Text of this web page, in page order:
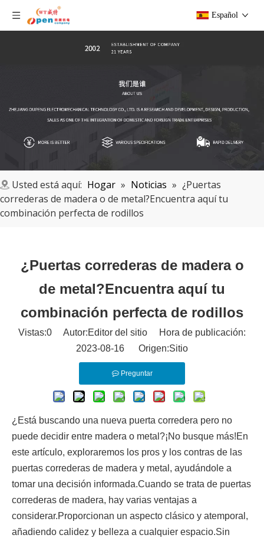
Español
Usted está aquí: Hogar » Noticias » ¿Puertas
correderas de madera o de metal?Encuentra aquí tu
combinación perfecta de rodillos
¿Puertas correderas de madera o
de metal?Encuentra aquí tu
combinación perfecta de rodillos
Vistas:0 Autor:Editor del sitio Hora de publicación:
2023-08-16 Origen:Sitio
Preguntar
¿Está buscando una nueva puerta corredera pero no
puede decidir entre madera o metal?¡No busque más!En
este artículo, exploraremos los pros y los contras de las
puertas correderas de madera y metal, ayudándole a
tomar una decisión informada.Cuando se trata de puertas
correderas de madera, hay varias ventajas a
considerar.Proporcionan un aspecto clásico y atemporal,
añadiendo calidez y belleza a cualquier espacio.Sin